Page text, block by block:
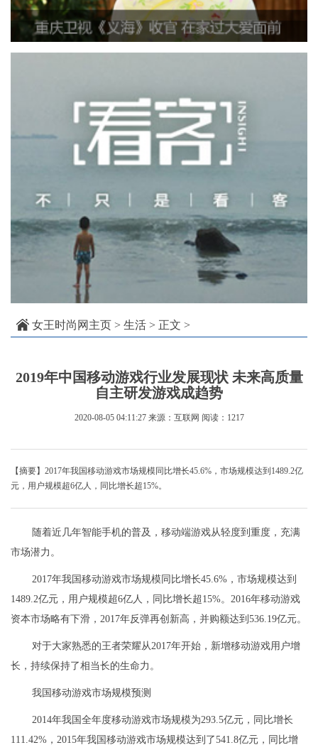
女王时尚网主页 > 生活 > 正文 >
2019年中国移动游戏行业发展现状 未来高质量
自主研发游戏成趋势
2020-08-05 04:11:27 来源：互联网 阅读：1217
【摘要】2017年我国移动游戏市场规模同比增长45.6%，市场规模达到1489.2亿
元，用户规模超6亿人，同比增长超15%。
随着近几年智能手机的普及，移动端游戏从轻度到重度，充满
市场潜力。
2017年我国移动游戏市场规模同比增长45.6%，市场规模达到
1489.2亿元，用户规模超6亿人，同比增长超15%。2016年移动游戏
资本市场略有下滑，2017年反弹再创新高，并购额达到536.19亿元。
对于大家熟悉的王者荣耀从2017年开始，新增移动游戏用户增
长，持续保持了相当长的生命力。
我国移动游戏市场规模预测
2014年我国全年度移动游戏市场规模为293.5亿元，同比增长
111.42%，2015年我国移动游戏市场规模达到了541.8亿元，同比增